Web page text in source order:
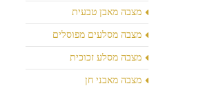
מצבה מאבן טבעית
מצבה מסלעים מפוסלים
מצבה מסלע זכוכית
מצבה מאבני חן